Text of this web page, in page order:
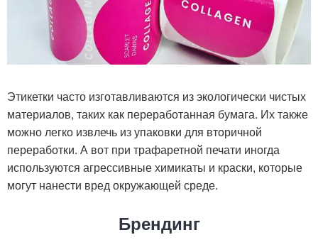
Этикетки часто изготавливаются из экологически чистых
материалов, таких как переработанная бумага. Их также
можно легко извлечь из упаковки для вторичной
переработки. А вот при трафаретной печати иногда
используются агрессивные химикаты и краски, которые
могут нанести вред окружающей среде.
Брендинг